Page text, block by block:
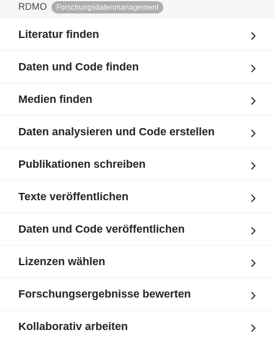
RDMO Forschungsdatenmanagement
Literatur finden
Daten und Code finden
Medien finden
Daten analysieren und Code erstellen
Publikationen schreiben
Texte veröffentlichen
Daten und Code veröffentlichen
Lizenzen wählen
Forschungsergebnisse bewerten
Kollaborativ arbeiten